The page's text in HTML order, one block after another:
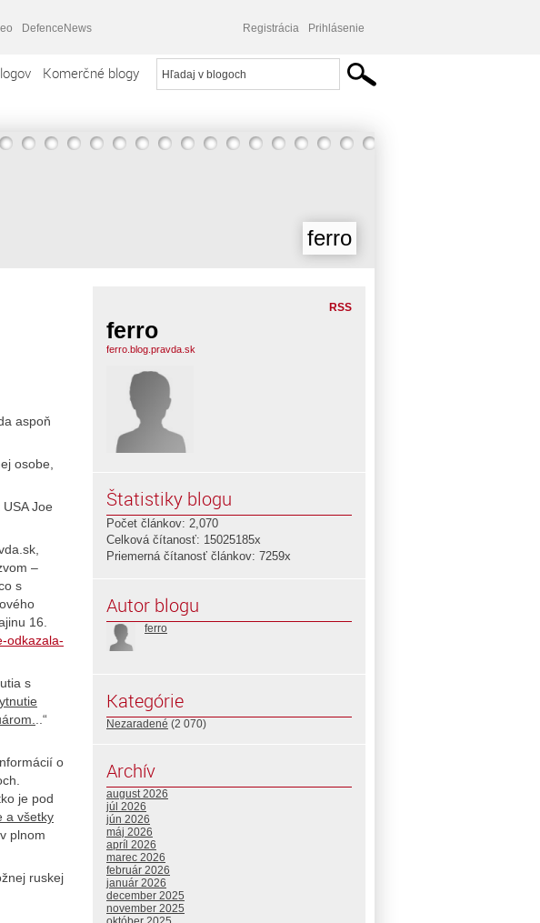
DefenceNews Registrácia Prihlásenie
Komerčné blogy
ferro
aspoň
osobe,
Joe
–
s
16.
odkazala-
s
..“
o
je pod
a všetky
plnom
ruskej
RSS
ferro
ferro.blog.pravda.sk
Štatistiky blogu
Počet článkov: 2,070
Celková čítanosť: 15025185x
Priemerná čítanosť článkov: 7259x
Autor blogu
ferro
Kategórie
Nezaradené (2 070)
Archív
august 2026
júl 2026
jún 2026
máj 2026
apríl 2026
marec 2026
február 2026
január 2026
december 2025
november 2025